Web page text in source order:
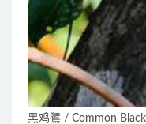
黑鸡鵟 / Common